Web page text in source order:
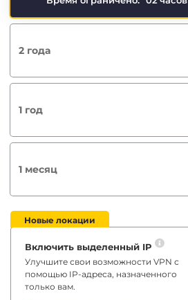
2 года
1 год
1 месяц
Новые локации
Включить выделенный IP
Улучшите свои возможности VPN с
помощью IP-адреса, назначенного
только вам.